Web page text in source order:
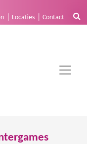
Locaties Contact